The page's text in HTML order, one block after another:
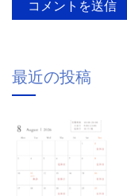
最近の投稿